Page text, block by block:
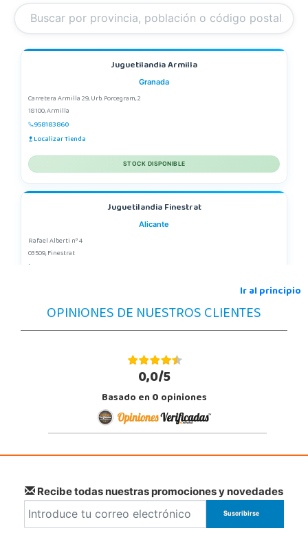
Juguetilandia Armilla
Granada
Carretera Armilla 29, Urb. Porcegram, 2
18100, Armilla
958183860
Localizar Tienda
STOCK DISPONIBLE
Juguetilandia Finestrat
Alicante
Rafael Alberti nº 4
03509, Finestrat
Juguetilandia Pulianas
Granada
C/ Luis Buñuel, s/n, Parque Comercial Kinepolis
Ir al principio
OPINIONES DE NUESTROS CLIENTES
0,0/5
Basado en0opiniones
Recibe todas nuestras promociones y novedades